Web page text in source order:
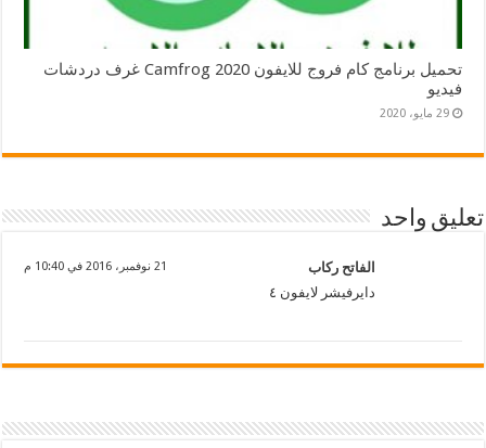
تحميل برنامج كام فروج للايفون 2020 Camfrog غرف دردشات
فيديو
29 مايو، 2020
تعليق واحد
الفاتح ركاب 21 نوفمبر، 2016 في 10:40 م
دايرفيشر لايفون ٤